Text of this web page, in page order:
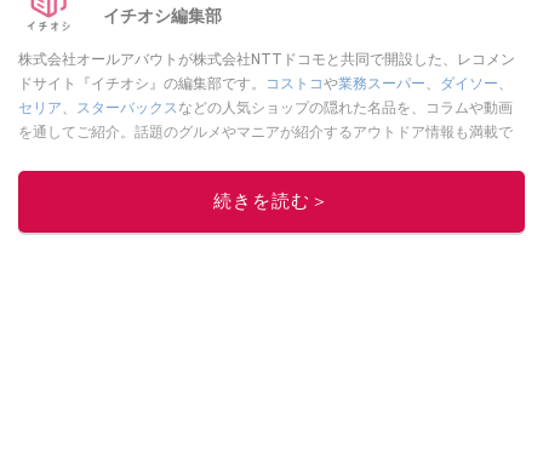
イチオシ編集部
株式会社オールアバウトが株式会社NTTドコモと共同で開設した、レコメン
ドサイト『イチオシ』の編集部です。
コストコや業務スーパー ダイソー
セリア
スターバックス などの人気ショップの隠れた名品を、コラムや動画
を通してご紹介。話題のグルメやマニアが紹介するアウトドア情報も満載で
レビューしています。毎日トレンド情報をお届けしているので、ぜひ
してください！続きを読む＞